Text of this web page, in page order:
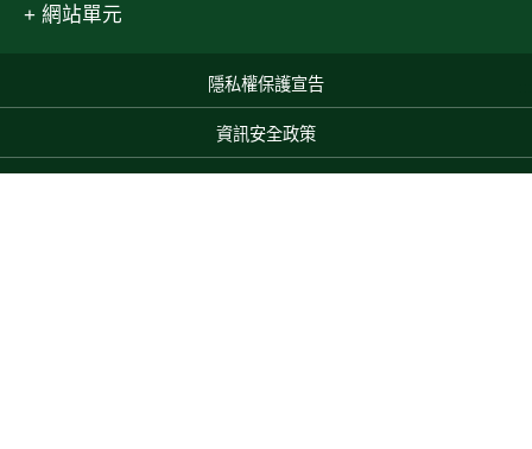
網站單元
隱私權保護宣告
資訊安全政策